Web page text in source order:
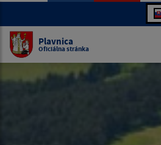
Plavnica
Oficiálna stránka